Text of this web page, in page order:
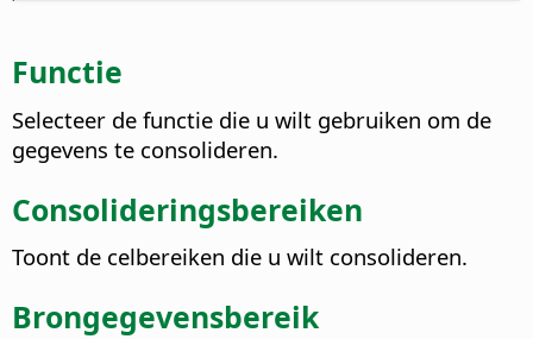
Functie
Selecteer de functie die u wilt gebruiken om de
gegevens te consolideren.
Consolideringsbereiken
Toont de celbereiken die u wilt consolideren.
Brongegevensbereik